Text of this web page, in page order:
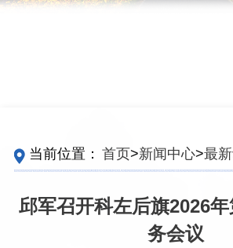
当前位置： 首页>新闻中心>最
邱军召开科左后旗2026
务会议